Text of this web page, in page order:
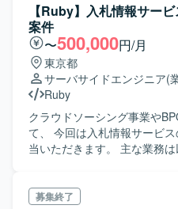
【Ruby】入札情報サー
案件
〜500,000円/月
東京都
サーバサイドエンジニア(
Ruby
クラウドソーシング事業や
て、 今回は入札情報サービ
当いただきます。 主な業務
募集終了